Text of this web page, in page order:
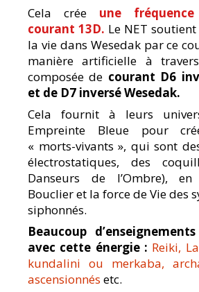
Cela crée une
courant 13D. Le NET
la vie dans Wesedak par ce
manière artificielle à travers
composée de courant D6
et de D7 inversé Wesedak.
Cela fournit à leurs
Empreinte Bleue pour
« morts-vivants », qui sont
électrostatiques, des
Danseurs de l’Ombre),
Bouclier et la force de Vie des
siphonnés.
Beaucoup
avec cette énergie : Reiki,
kundalini ou merkaba,
ascensionnés etc.